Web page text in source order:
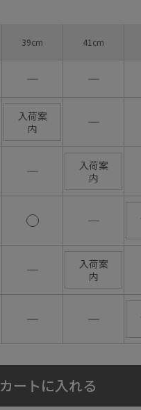
39cm 41cm
― ―
入荷案
内
―
―
入荷案
内
―
―
入荷案
内
― ―
カートに入れる